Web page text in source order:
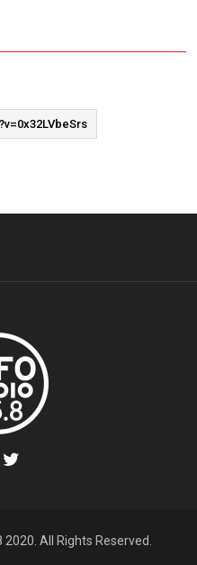
All Rights Reserved.